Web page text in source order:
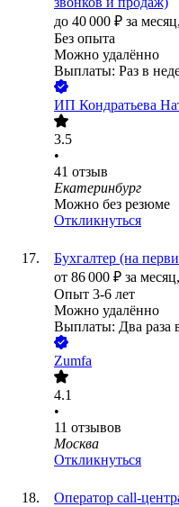
до 40 000 ₽ за месяц,
Без опыта
Можно удалённо
Выплаты: Раз в
ИП Кондратьева
3.5
•
41 отзыв
Екатеринбург
Можно без резюме
Откликнуться
Бухгалтер (на
от 86 000 ₽ за месяц,
Опыт 3-6 лет
Можно удалённо
Выплаты: Два раза
Zumfa
4.1
•
11 отзывов
Москва
Откликнуться
Оператор call-